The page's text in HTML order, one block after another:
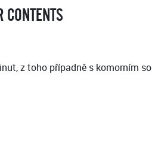
z toho případně s komorním